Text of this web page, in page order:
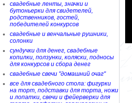
свадебные ленты, значки и
бутоньерки для свидетелей,
родственников, гостей,
победителей конкурсов
свадебные и венчальные рушники,
солонки
сундучки для денег, свадебные
копилки, ползунки, коляски, подносы
для конкурсов и сбора денег
свадебные свечи "домашний очаг"
все для свадебного стола: фигурки
на торт, подставки для торта, ножи
и лопатки, свечи и фейерверки для